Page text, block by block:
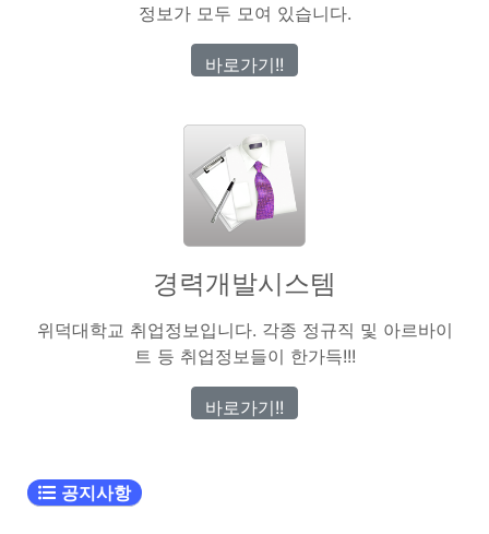
정보가 모두 모여 있습니다.
바로가기!!
경력개발시스템
위덕대학교 취업정보입니다. 각종 정규직 및 아르바이
트 등 취업정보들이 한가득!!!
바로가기!!
공지사항